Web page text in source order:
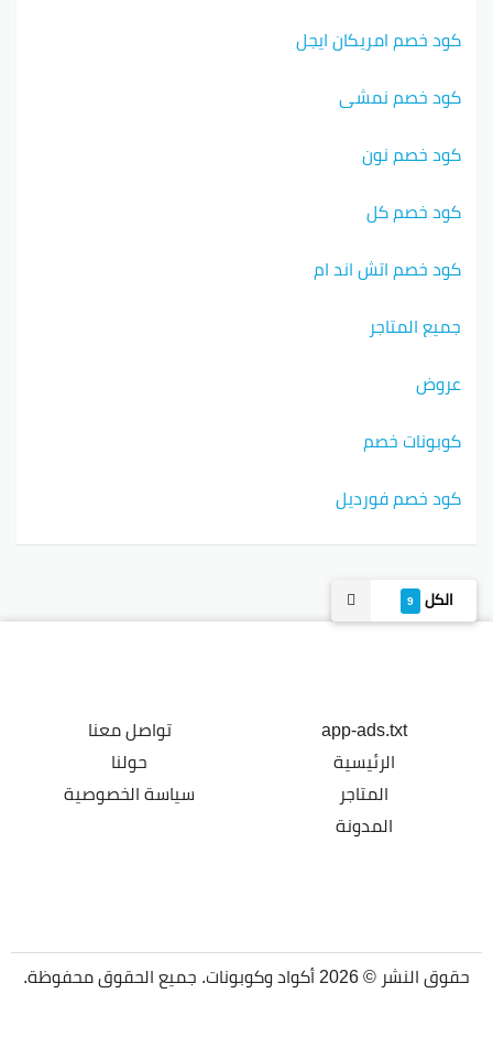
الكل 9
كود خصم امريكان ايجل
كود خصم نمشي
كود خصم نون
كود خصم كل
كود خصم اتش اند ام
جميع المتاجر
عروض
كوبونات خصم
كود خصم فورديل
app-ads.txt
الرئيسية
المتاجر
المدونة
تواصل معنا
حولنا
سياسة الخصوصية
حقوق النشر © 2026 أكواد وكوبونات. جميع الحقوق محفوظة.